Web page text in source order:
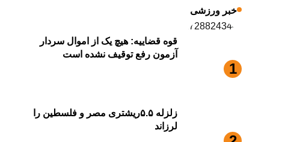
خبر ورزشی
قوه قضاییه: هیچ یک از اموال سردار
آزمون رفع توقیف نشده است
زلزله ۵.۵ریشتری مصر و فلسطین را
لرزاند